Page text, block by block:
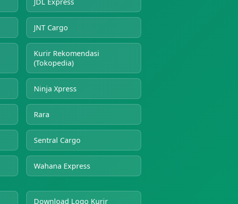
JNT Cargo
Kurir Rekomendasi
(Tokopedia)
Ninja Xpress
Rara
Sentral Cargo
Wahana Express
Download Logo Kurir